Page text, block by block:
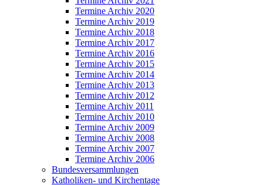
Termine Archiv 2020
Termine Archiv 2019
Termine Archiv 2018
Termine Archiv 2017
Termine Archiv 2016
Termine Archiv 2015
Termine Archiv 2014
Termine Archiv 2013
Termine Archiv 2012
Termine Archiv 2011
Termine Archiv 2010
Termine Archiv 2009
Termine Archiv 2008
Termine Archiv 2007
Termine Archiv 2006
Bundesversammlungen
Katholiken- und Kirchentage